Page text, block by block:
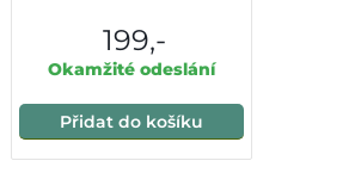
199,-
Okamžité odeslání
Přidat do košíku